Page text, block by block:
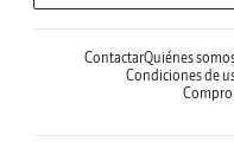
ContactarQuiénes
Condiciones de